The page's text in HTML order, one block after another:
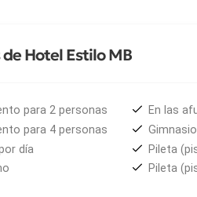
tres camas individuales.
(30 m²): sommier King
Incorpora el mismo
Familiar (60 m²): dos
cama individual, con opción de
Hotel Estilo MB
para 2 personas
para 4 personas
día
En las
Gimnasio
Pileta
Pileta